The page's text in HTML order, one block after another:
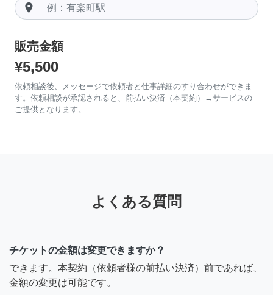
room
販売金額
¥5,500
依頼相談後、メッセージで依頼者と仕事詳細のすり合わせができま
す。依頼相談が承認されると、前払い決済（本契約）→サービスの
ご提供となります。
よくある質問
チケットの金額は変更できますか？
できます。本契約（依頼者様の前払い決済）前であれば、
金額の変更は可能です。